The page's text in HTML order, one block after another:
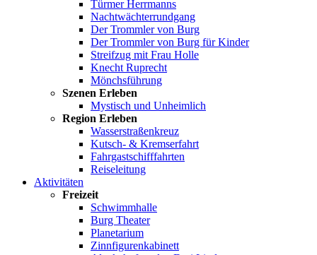
Türmer Herrmanns
Nachtwächterrundgang
Der Trommler von Burg
Der Trommler von Burg für Kinder
Streifzug mit Frau Holle
Knecht Ruprecht
Mönchsführung
Szenen Erleben
Mystisch und Unheimlich
Region Erleben
Wasserstraßenkreuz
Kutsch- & Kremserfahrt
Fahrgastschifffahrten
Reiseleitung
Aktivitäten
Freizeit
Schwimmhalle
Burg Theater
Planetarium
Zinnfigurenkabinett